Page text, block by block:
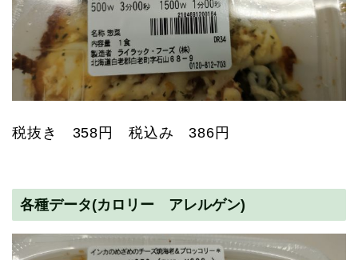
税抜き 358円 税込み 386円
各種データ(カロリー アレルゲン)